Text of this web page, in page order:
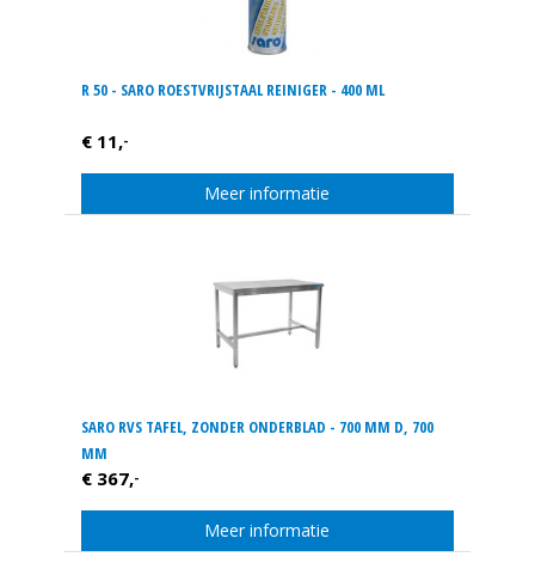
R 50 - SARO ROESTVRIJSTAAL REINIGER - 400 ML
€ 11,-
Meer informatie
SARO RVS TAFEL, ZONDER ONDERBLAD - 700 MM D, 700
MM
€ 367,-
Meer informatie